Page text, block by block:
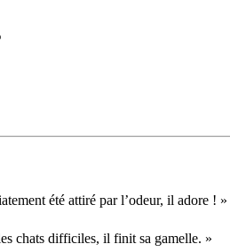
été attiré par l’odeur, il adore ! »
chats difficiles, il finit sa gamelle. »